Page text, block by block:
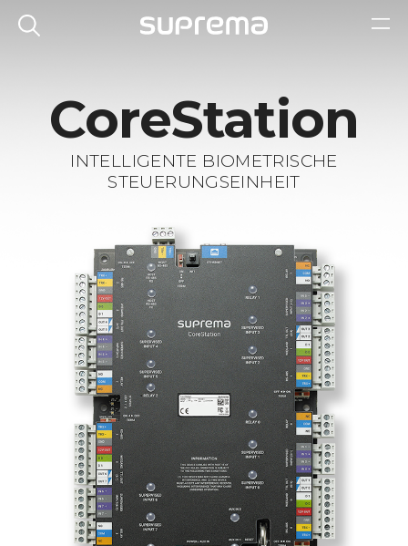
CoreStation
INTELLIGENTE BIOMETRISCHE
STEUERUNGSEINHEIT